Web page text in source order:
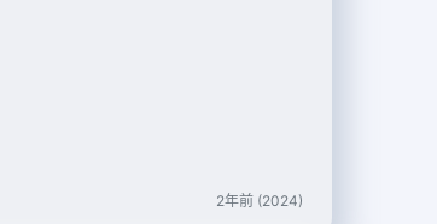
2年前 (2024)